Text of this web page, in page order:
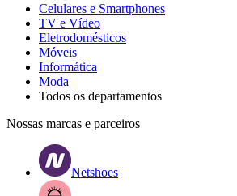
Celulares e Smartphones
TV e Vídeo
Eletrodomésticos
Móveis
Informática
Moda
Todos os departamentos
Nossas marcas e parceiros
Netshoes